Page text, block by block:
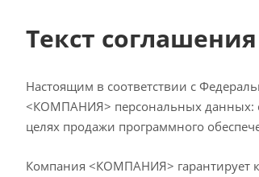
Текст
Настоящим в соответствии с
<КОМПАНИЯ> персональных данных:
целях продажи программного
Компания <КОМПАНИЯ> гарантирует